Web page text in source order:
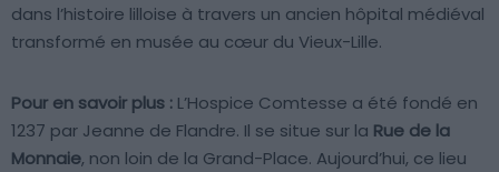
dans l’histoire lilloise à travers un ancien hôpital médiéval
transformé en musée au cœur du Vieux-Lille.
Pour en savoir plus : L’Hospice Comtesse a été fondé en
1237 par Jeanne de Flandre. Il se situe sur la Rue de la
Monnaie, non loin de la Grand-Place. Aujourd’hui, ce lieu